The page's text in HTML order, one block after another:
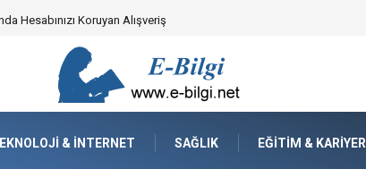
Hayati Rolü
& İNTERNET SAĞLIK EĞITIM & KARIYER